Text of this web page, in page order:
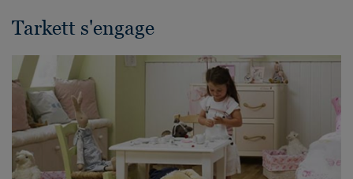
Tarkett s'engage